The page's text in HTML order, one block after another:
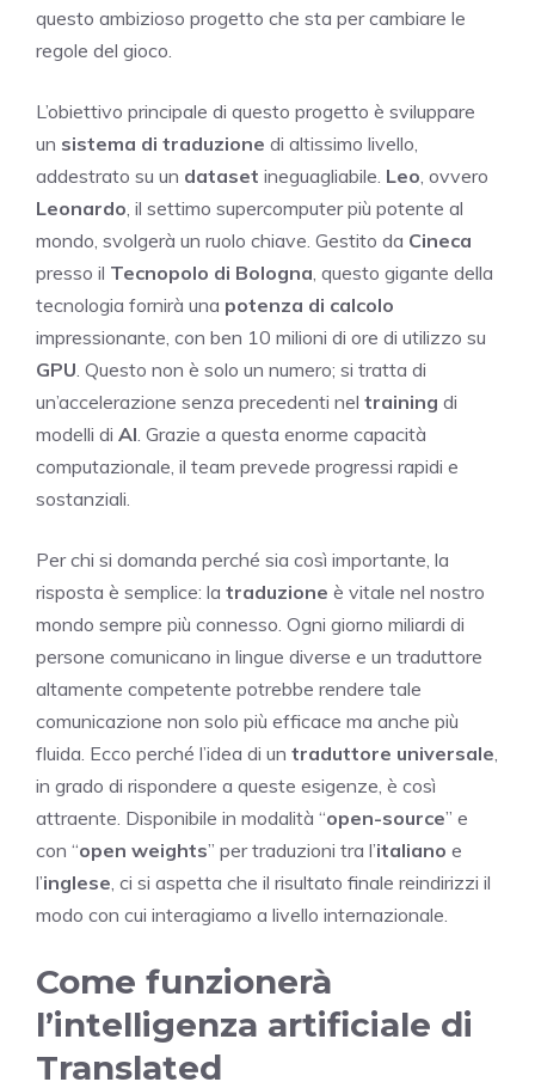
questo ambizioso progetto che sta per cambiare le
regole del gioco.
L’obiettivo principale di questo progetto è sviluppare
un sistema di traduzione di altissimo livello,
addestrato su un dataset ineguagliabile. Leo , ovvero
Leonardo , il settimo supercomputer più potente al
mondo, svolgerà un ruolo chiave. Gestito da Cineca
presso il Tecnopolo di Bologna , questo gigante della
tecnologia fornirà una potenza di calcolo
impressionante, con ben 10 milioni di ore di utilizzo su
GPU . Questo non è solo un numero; si tratta di
un’accelerazione senza precedenti nel training di
modelli di AI . Grazie a questa enorme capacità
computazionale, il team prevede progressi rapidi e
sostanziali.
Per chi si domanda perché sia così importante, la
risposta è semplice: la traduzione è vitale nel nostro
mondo sempre più connesso. Ogni giorno miliardi di
persone comunicano in lingue diverse e un traduttore
altamente competente potrebbe rendere tale
comunicazione non solo più efficace ma anche più
fluida. Ecco perché l’idea di un traduttore universale
in grado di rispondere a queste esigenze, è così
attraente. Disponibile in modalità “open-source” e
con “open weights” per traduzioni tra l’italiano e
l’inglese , ci si aspetta che il risultato finale reindirizzi il
modo con cui interagiamo a livello internazionale.
Come funzionerà
l’intelligenza artificiale di
Translated